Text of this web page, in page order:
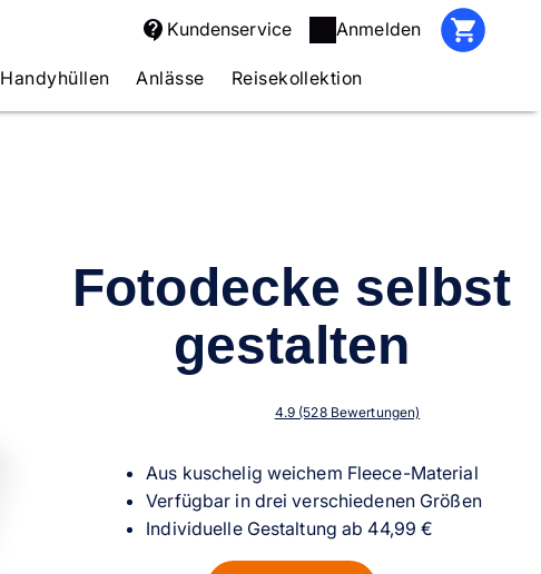
Kundenservice Anmelden
Handyhüllen Anlässe Reisekollektion
Fotodecke selbst
gestalten
4.9 (528 Bewertungen)
Aus kuschelig weichem Fleece-Material
Verfügbar in drei verschiedenen Größen
Individuelle Gestaltung ab 44,99 €